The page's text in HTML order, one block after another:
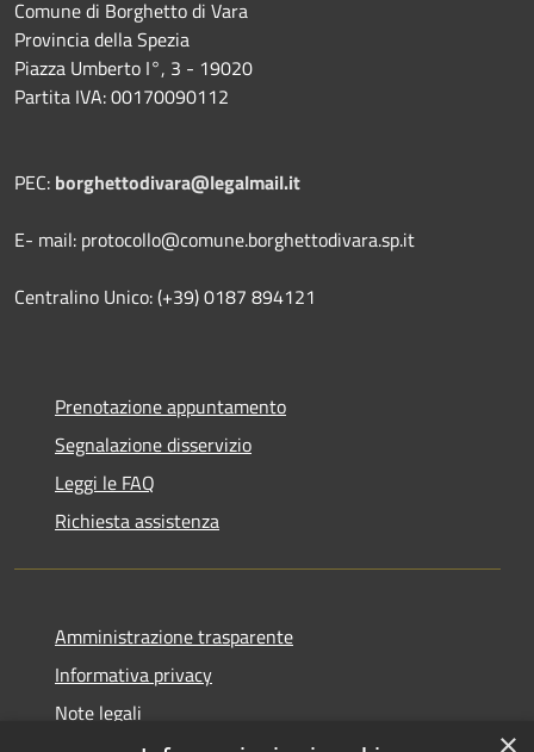
Comune di Borghetto di Vara
Provincia della Spezia
Piazza Umberto I°, 3 - 19020
Partita IVA: 00170090112
PEC: borghettodivara@legalmail.it
E- mail: protocollo@comune.borghettodivara.sp.it
Centralino Unico: (+39) 0187 894121
Prenotazione appuntamento
Segnalazione disservizio
Leggi le FAQ
Richiesta assistenza
Amministrazione trasparente
Informativa privacy
Note legali